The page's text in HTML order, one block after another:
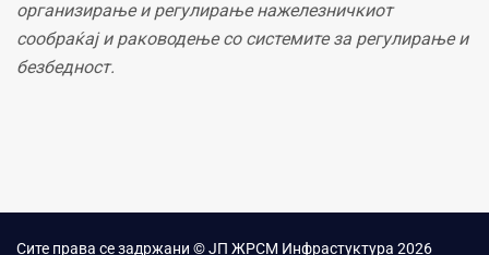
организирање и регулирање нажелезничкиот
сообраќај и раководење со системите за регулирање и
безбедност.
Сите права се задржани © ЈП ЖРСМ Инфрастуктура 2026